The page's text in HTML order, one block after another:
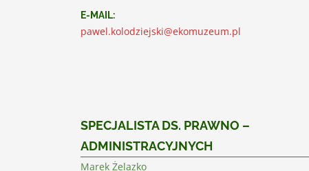
E-MAIL:
pawel.kolodziejski@ekomuzeum.pl
SPECJALISTA DS. PRAWNO –
ADMINISTRACYJNYCH
Marek Żelazko